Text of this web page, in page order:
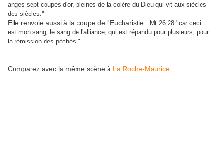
anges sept coupes d'or, pleines de la colère du Dieu qui vit aux siècles
des siècles."
Elle renvoie aussi à la coupe de l'Eucharistie : Mt 26:28 "car ceci
est mon sang, le sang de l'alliance, qui est répandu pour plusieurs, pour
la rémission des péchés.".
Comparez avec la même scène à La Roche-Maurice :